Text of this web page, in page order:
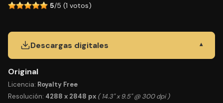
5/5 (1 votos)
Descargas digitales ▾
Original
Licencia: Royalty Free
Resolución: 4288 x 2848 px ( 14.3" x 9.5" @ 300 dpi )